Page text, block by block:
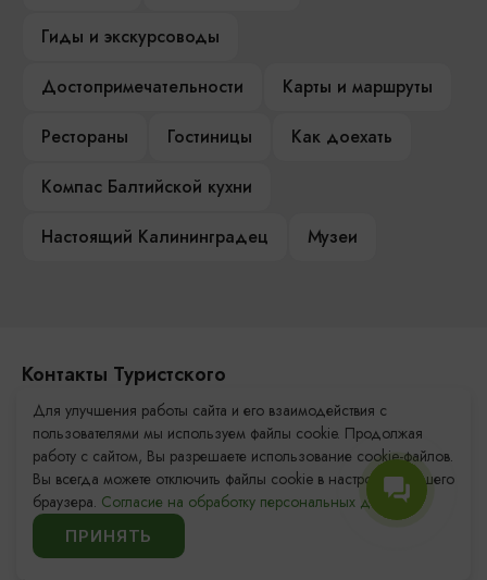
Гиды и экскурсоводы
Достопримечательности
Карты и маршруты
Рестораны
Гостиницы
Как доехать
Компас Балтийской кухни
Настоящий Калининградец
Музеи
Контакты Туристского
информационного центра
+7 (4012) 555-200
8 (800) 200-55-39
info@visit-kaliningrad.ru
Для улучшения работы сайта и его взаимодействия с
пользователями мы используем файлы cookie. Продолжая
работу с сайтом, Вы разрешаете использование cookie-файлов.
Вы всегда можете отключить файлы cookie в настройках Вашего
браузера. Согласие на обработку персональных данных.
ПРИНЯТЬ